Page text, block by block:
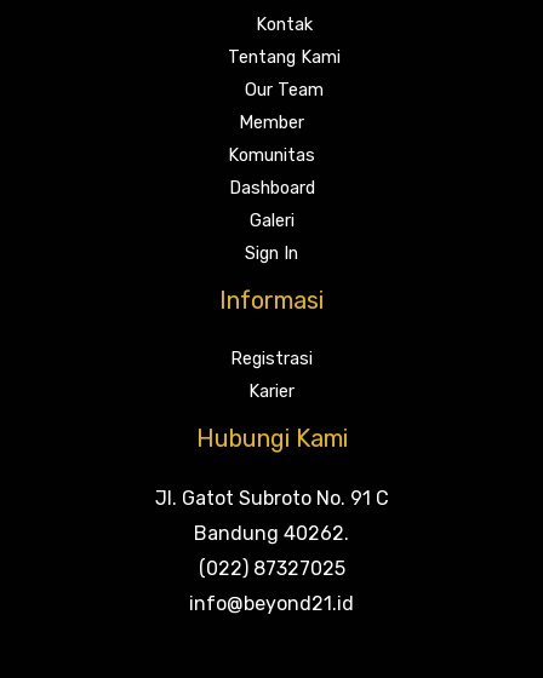
Kontak
Tentang Kami
Our Team
Member
Komunitas
Dashboard
Galeri
Sign In
Informasi
Registrasi
Karier
Hubungi Kami
Jl. Gatot Subroto No. 91 C
Bandung 40262.
(022) 87327025
info@beyond21.id